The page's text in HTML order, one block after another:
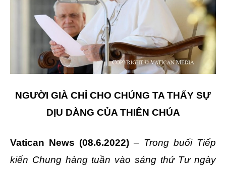
NGƯỜI GIÀ CHỈ CHO CHÚNG TA THẤY SỰ
DỊU DÀNG CỦA THIÊN CHÚA
Vatican News (08.6.2022) – Trong buổi Tiếp
kiến Chung hàng tuần vào sáng thứ Tư ngày